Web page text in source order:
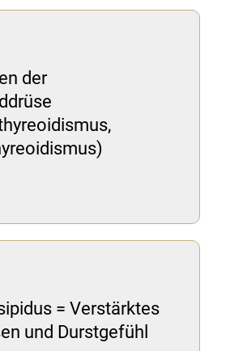
der
= Verstärktes
und Durstgefühl